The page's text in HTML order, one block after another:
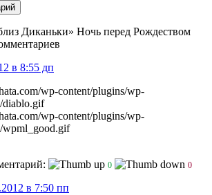
Диканьки» Ночь перед Рождеством
в 8:55 дп
0 0
в 7:50 пп